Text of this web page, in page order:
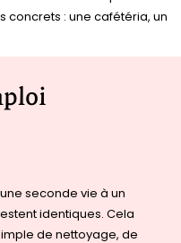
concrets : une cafétéria, un
seconde vie à un
identiques. Cela
de nettoyage, de